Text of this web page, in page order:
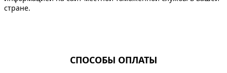
стране.
СПОСОБЫ ОПЛАТЫ